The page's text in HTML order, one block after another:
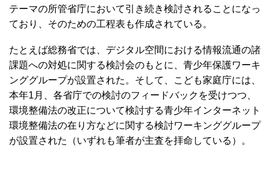
テーマの所管省庁において引き続き検討されることになっ
ており、そのための工程表も作成されている。
たとえば総務省では、デジタル空間における情報流通の諸
課題への対処に関する検討会のもとに、青少年保護ワーキ
ンググループが設置された。そして、こども家庭庁には、
本年1月、各省庁での検討のフィードバックを受けつつ、
環境整備法の改正について検討する青少年インターネット
環境整備法の在り方などに関する検討ワーキンググループ
が設置された（いずれも筆者が主査を拝命している）。